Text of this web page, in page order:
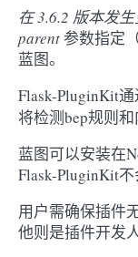
在 3.6.2 版本发
parent 参数指定
蓝图。
Flask-PluginKit
将检测bep规则和
蓝图可以安装在
Flask-PluginKit不
用户需确保插件
他则是插件开发